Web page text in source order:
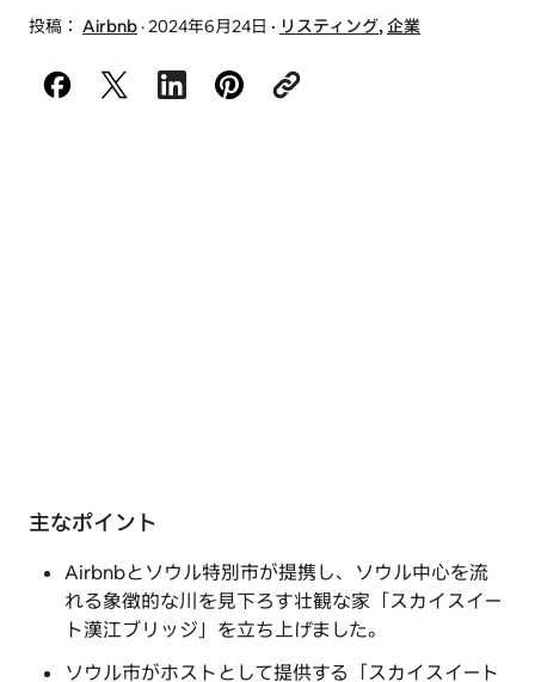
投稿： Airbnb ·2024年6月24日 · リスティング,企業
主なポイント
Airbnbとソウル特別市が提携し、ソウル中心を流
れる象徴的な川を見下ろす壮観な家「スカイスイー
ト漢江ブリッジ」を立ち上げました。
ソウル市がホストとして提供する「スカイスイート